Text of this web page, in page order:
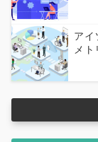
アイ
メ